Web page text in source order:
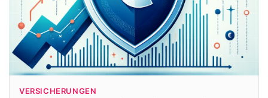
VERSICHERUNGEN